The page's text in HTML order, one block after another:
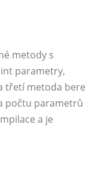
metody s
parametry,
třetí metoda bere
počtu parametrů
a je